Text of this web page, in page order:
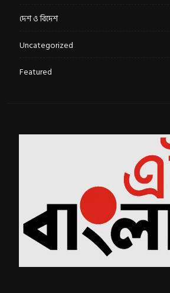
দেশ ও বিদেশ
Uncategorized
Featured